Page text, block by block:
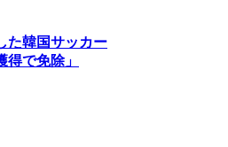
た韓国サッカー
で免除」